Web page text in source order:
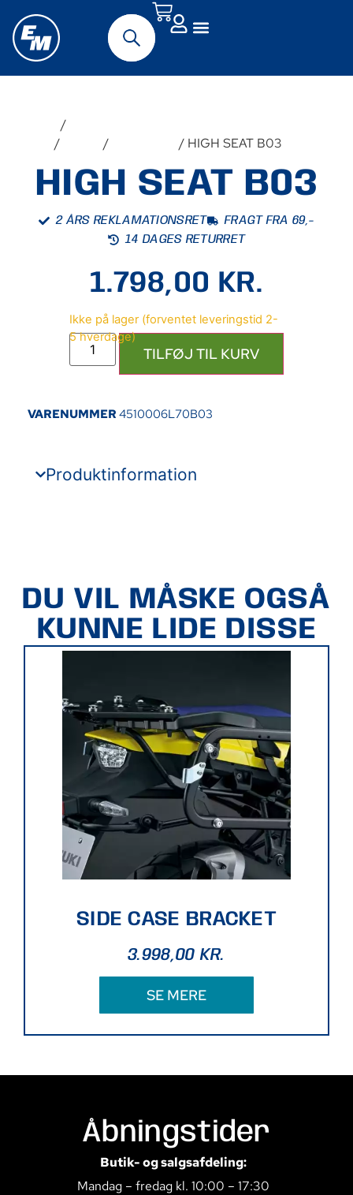
/
/ / / HIGH SEAT B03
HIGH SEAT B03
2 ÅRS REKLAMATIONSRET
FRAGT FRA 69,-
14 DAGES RETURRET
1.798,00 KR.
TILFØJ TIL KURV
VARENUMMER 4510006L70B03
Produktinformation
DU VIL MÅSKE OGSÅ
KUNNE LIDE DISSE
SIDE CASE BRACKET
3.998,00KR.
SE MERE
Åbningstider
Butik- og salgsafdeling:
Mandag – fredag kl. 10:00 – 17:30